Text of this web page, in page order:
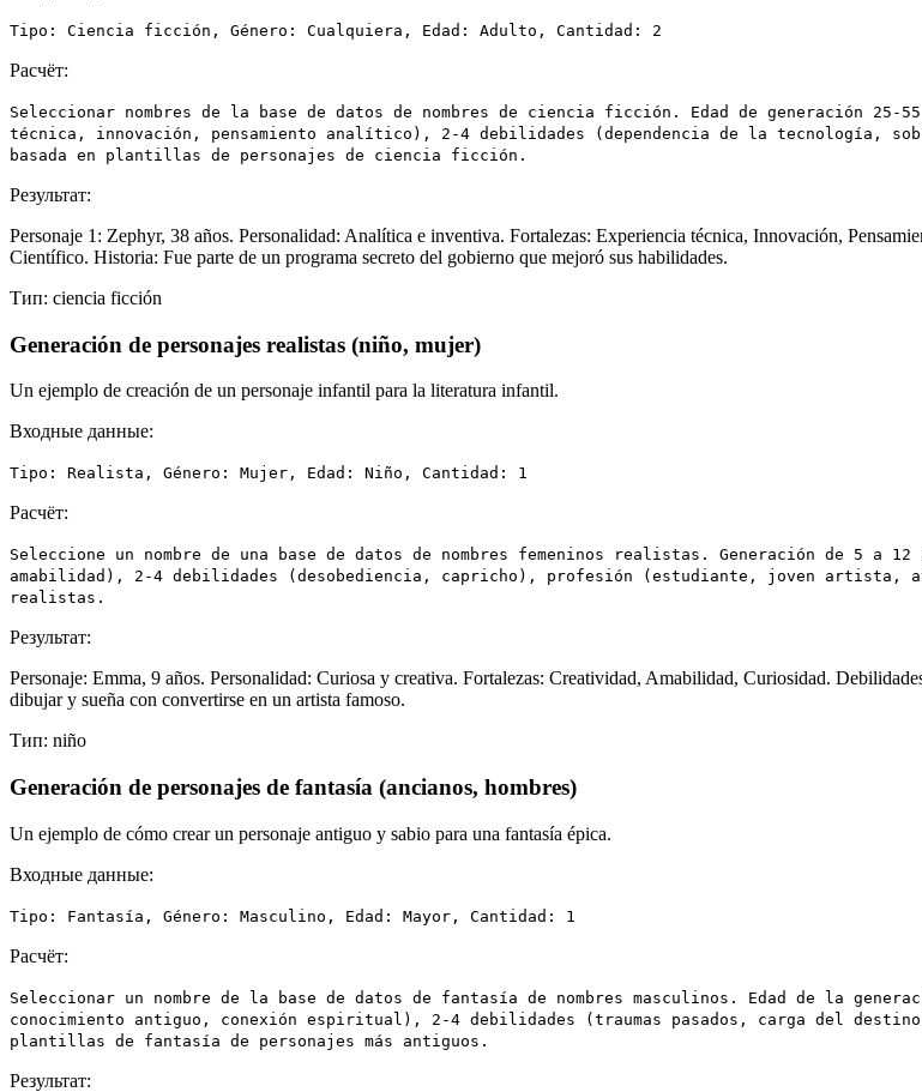
Tipo: Ciencia ficción, Género: Cualquiera, Edad: Adulto, Cantidad: 2
Расчёт:
Seleccionar nombres de la base de datos de nombres de ciencia ficción. Edad de generación
técnica, innovación, pensamiento analítico), 2-4 debilidades (dependencia de la
basada en plantillas de personajes de ciencia ficción.
Результат:
Personaje 1: Zephyr, 38 años. Personalidad: Analítica e inventiva. Fortalezas: Experiencia técnica, Innovación,
Científico. Historia: Fue parte de un programa secreto del gobierno que mejoró sus habilidades.
Тип: ciencia ficción
Generación de personajes realistas (niño, mujer)
Un ejemplo de creación de un personaje infantil para la literatura infantil.
Входные данные:
Tipo: Realista, Género: Mujer, Edad: Niño, Cantidad: 1
Расчёт:
Seleccione un nombre de una base de datos de nombres femeninos realistas. Generación de 5
amabilidad), 2-4 debilidades (desobediencia, capricho), profesión (estudiante, joven
realistas.
Результат:
Personaje: Emma, ​​9 años. Personalidad: Curiosa y creativa. Fortalezas: Creatividad, Amabilidad, Curiosidad.
dibujar y sueña con convertirse en un artista famoso.
Тип: niño
Generación de personajes de fantasía (ancianos, hombres)
Un ejemplo de cómo crear un personaje antiguo y sabio para una fantasía épica.
Входные данные:
Tipo: Fantasía, Género: Masculino, Edad: Mayor, Cantidad: 1
Расчёт:
Seleccionar un nombre de la base de datos de fantasía de nombres masculinos. Edad de la
conocimiento antiguo, conexión espiritual), 2-4 debilidades (traumas pasados, carga del
plantillas de fantasía de personajes más antiguos.
Результат: